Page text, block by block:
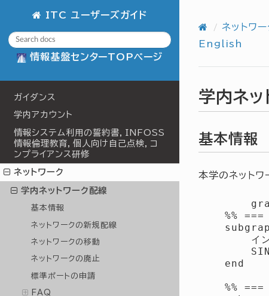
ITC ユーザーズガイド
情報基盤センターTOPページ
ガイダンス
学内アカウント
情報システム利用の誓約書，INFOSS
情報倫理教育，個人向け自己点検，コ
ンプライアンス研修
ネットワーク
学内ネットワーク配線
基本情報
ネットワークの新規配線
ネットワークの移動
ネットワークの廃止
標準ポートの申請
FAQ
ネットワー
English
学内ネッ
基本情報
本学のネットワ
%% ===
イン
    end
%% ===